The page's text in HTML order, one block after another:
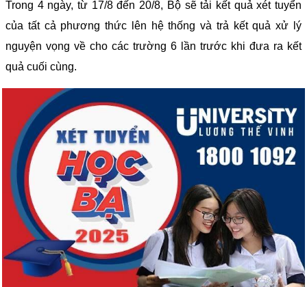
Trong 4 ngày, từ 17/8 đến 20/8, Bộ sẽ tải kết quả xét tuyển
của tất cả phương thức lên hệ thống và trả kết quả xử lý
nguyện vọng về cho các trường 6 lần trước khi đưa ra kết
quả cuối cùng.